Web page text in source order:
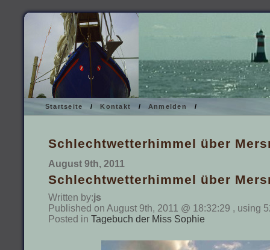
Startseite / Kontakt / Anmelden /
Schlechtwetterhimmel über
August 9th, 2011
Schlechtwetterhimmel über
Written by:js
Published on August 9th, 2011 @ 18:32:29 , using
Posted in Tagebuch der Miss Sophie